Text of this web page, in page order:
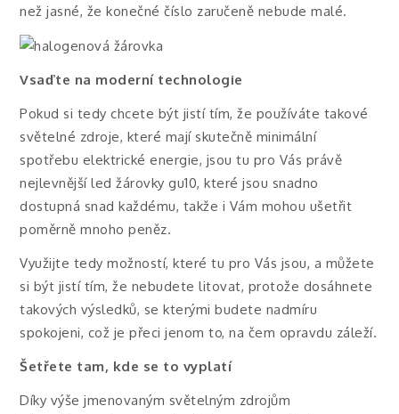
než jasné, že konečné číslo zaručeně nebude malé.
Vsaďte na moderní technologie
Pokud si tedy chcete být jistí tím, že používáte takové
světelné zdroje, které mají skutečně minimální
spotřebu elektrické energie, jsou tu pro Vás právě
nejlevnější led žárovky gu10, které jsou snadno
dostupná snad každému, takže i Vám mohou ušetřit
poměrně mnoho peněz.
Využijte tedy možností, které tu pro Vás jsou, a můžete
si být jistí tím, že nebudete litovat, protože dosáhnete
takových výsledků, se kterými budete nadmíru
spokojeni, což je přeci jenom to, na čem opravdu záleží.
Šetřete tam, kde se to vyplatí
Díky výše jmenovaným světelným zdrojům